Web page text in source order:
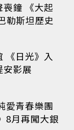
鐘 《大起
勒斯坦歷史
《日光》入
安影展
愛青春樂團
8月再闖大銀